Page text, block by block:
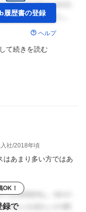
履歴書の登録
ヘルプ
して続きを読む
社 2018年頃
はあまり多い方ではあ
OK！
録で